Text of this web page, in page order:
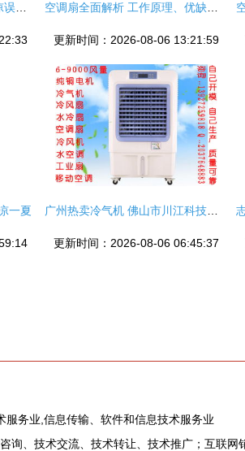
更新时间：2026-08-06 13:21:59
一夏
更新时间：2026-08-06 06:45:37
务业,信息传输、软件和信息技术服务业
询、技术交流、技术转让、技术推广；互联网